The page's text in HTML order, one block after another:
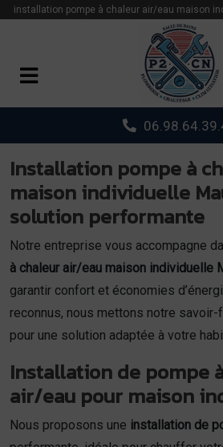
installation pompe à chaleur air/eau maison
Installation pompe à
maison individuelle
solution performante
Notre entreprise vous accompagne
à chaleur air/eau maison individuelle
garantir confort et économies
reconnus, nous mettons notre
pour une solution adaptée à votre
Installation de pompe
air/eau pour maison
Nous proposons une installation de
Panneau de gestion des cookies